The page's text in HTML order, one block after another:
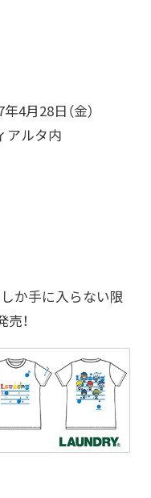
4月28日（金）
アルタ内
か手に入らない限
！